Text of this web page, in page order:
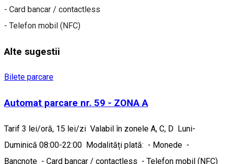
- Card bancar / contactless
- Telefon mobil (NFC)
Alte sugestii
Bilete parcare
Automat parcare nr. 59 - ZONA A
Tarif 3 lei/oră, 15 lei/zi Valabil în zonele A, C, D Luni-
Duminică 08:00-22:00 Modalități plată: - Monede -
Bancnote - Card bancar / contactless - Telefon mobil (NFC)